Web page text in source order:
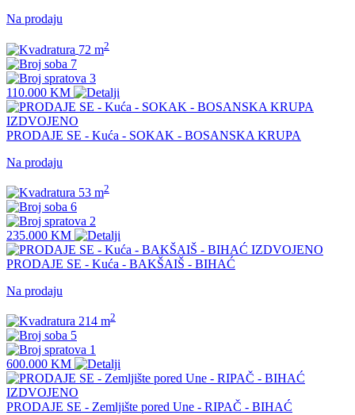
Na prodaju
72 m2
7
3
110.000 KM
IZDVOJENO
PRODAJE SE - Kuća - SOKAK - BOSANSKA KRUPA
Na prodaju
53 m2
6
2
235.000 KM
IZDVOJENO
PRODAJE SE - Kuća - BAKŠAIŠ - BIHAĆ
Na prodaju
214 m2
5
1
600.000 KM
IZDVOJENO
PRODAJE SE - Zemljište pored Une - RIPAČ - BIHAĆ